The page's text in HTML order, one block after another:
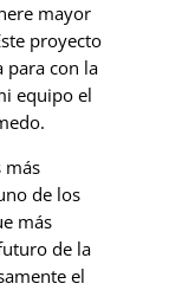
mayor
proyecto
para con la
equipo el
más
de los
más
de la
el